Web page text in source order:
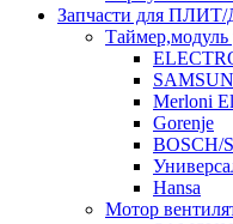
Запчасти для
Таймер,модуль
Merloni
Gorenje
BOSCH/
Hansa
Мотор